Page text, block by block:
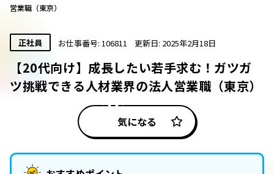
営業職（東京）
正社員 お仕事番号: 106811 更新日: 2025年2月18日
【20代向け】成長したい若手求む！ガツガ
ツ挑戦できる人材業界の法人営業職（東京）
気になる